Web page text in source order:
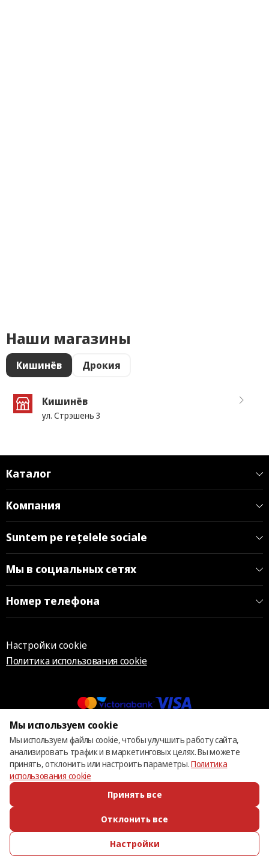
Наши магазины
Кишинёв Дрокия
Кишинёв
ул. Стрэшень 3
Каталог
Компания
Suntem pe rețelele sociale
Мы в социальных сетях
Номер телефона
Настройки cookie
Политика использования cookie
© 2013 – 2026 ECOM
ПОЗВОНИТЬ ИЗБРАННОЕ КАТАЛОГ ВОЙТИ
Мы используем cookie
Мы используем файлы cookie, чтобы улучшить работу сайта,
анализировать трафик и в маркетинговых целях. Вы можете
принять, отклонить или настроить параметры.Политика
использования cookie
Принять все
Отклонить все
Настройки